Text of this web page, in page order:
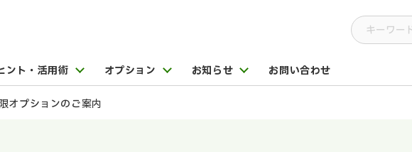
ント・活用術 オプション お知らせ お問い合わせ
オプションのご案内